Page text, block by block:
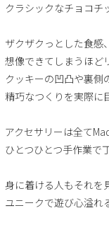
クラシックなチョコチ
ザクザクっとした食感
想像できてしまうほど
クッキーの凹凸や裏側
精巧なつくりを実際に
アクセサリーは全て
ひとつひとつ手作業で
身に着ける人もそれを
ユニークで遊び心溢れ